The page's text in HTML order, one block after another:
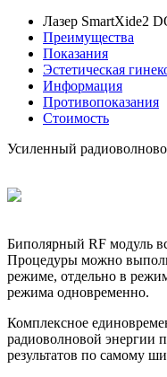
Лазер SmartXide2
Преимущества
Показания
Эстетическая
Информация
Противопоказания
Стоимость
Усиленный
Биполярный RF модуль
Процедуры можно
режиме, отдельно в
режима одновременно.
Комплексное
радиоволновой энергии
результатов по самому